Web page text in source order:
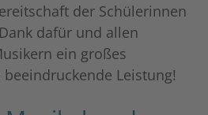
der Schülerinnen
dafür und allen
ein großes
Leistung!